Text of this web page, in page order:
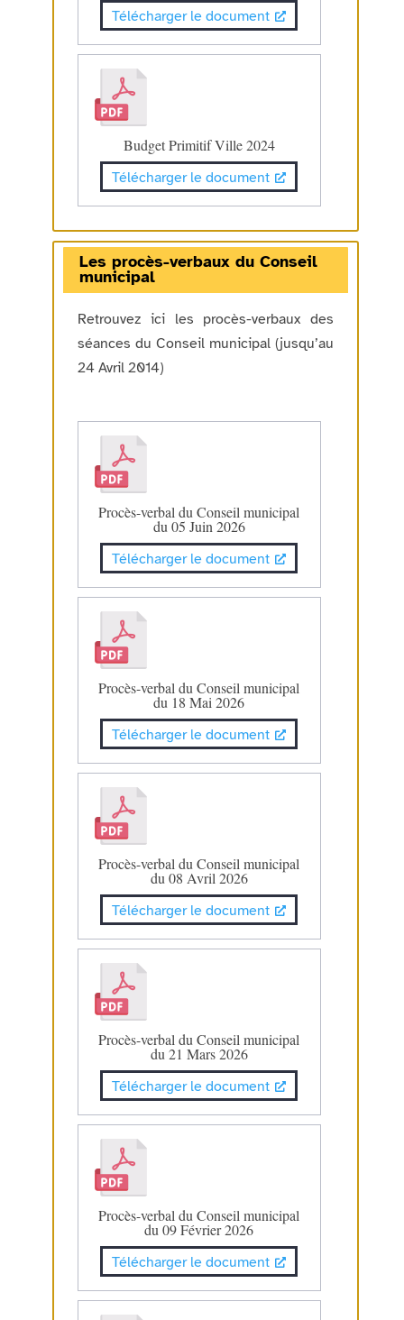
Télécharger le document
Budget Primitif Ville 2024
Télécharger le document
Les procès-verbaux du Conseil
municipal
Retrouvez ici les procès-verbaux des
séances du Conseil municipal (jusqu’au
24 Avril 2014)
Procès-verbal du Conseil municipal
du 05 Juin 2026
Télécharger le document
Procès-verbal du Conseil municipal
du 18 Mai 2026
Télécharger le document
Procès-verbal du Conseil municipal
du 08 Avril 2026
Télécharger le document
Procès-verbal du Conseil municipal
du 21 Mars 2026
Télécharger le document
Procès-verbal du Conseil municipal
du 09 Février 2026
Télécharger le document